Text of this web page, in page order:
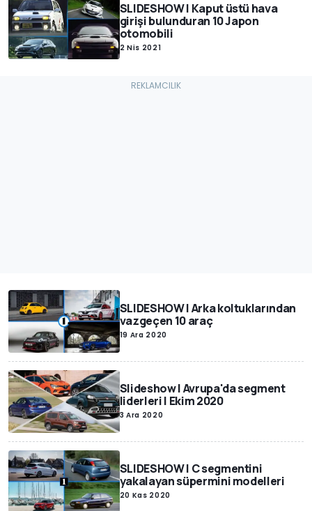
SLIDESHOW | Kaput üstü hava
girişi bulunduran 10 Japon
otomobili
2 Nis 2021
SLIDESHOW | Arka koltuklarından
vazgeçen 10 araç
19 Ara 2020
Slideshow | Avrupa'da segment
liderleri | Ekim 2020
3 Ara 2020
SLIDESHOW | C segmentini
yakalayan süpermini modelleri
20 Kas 2020